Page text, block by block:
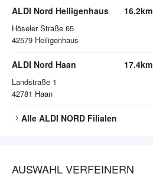
ALDI Nord Heiligenhaus
Höseler Straße 65
42579 Heiligenhaus
16.2km
ALDI Nord Haan
Landstraße 1
42781 Haan
17.4km
Alle ALDI NORD Filialen
AUSWAHL VERFEINERN